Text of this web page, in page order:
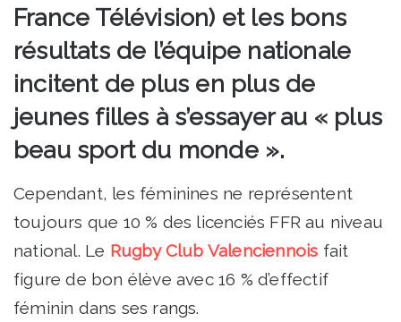
France Télévision) et les bons
résultats de l’équipe nationale
incitent de plus en plus de
jeunes filles à s’essayer au « plus
beau sport du monde ».
Cependant, les féminines ne représentent
toujours que 10 % des licenciés FFR au niveau
national. Le Rugby Club Valenciennois fait
figure de bon élève avec 16 % d’effectif
féminin dans ses rangs.